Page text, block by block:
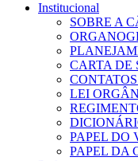
Institucional
SOBRE A
CARTA DE
LEI
PAPEL DO
PAPEL DA